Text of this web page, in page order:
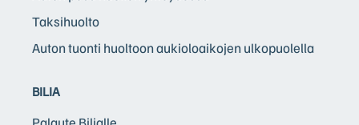
Taksihuolto
Auton tuonti huoltoon aukioloaikojen ulkopuolella
BILIA